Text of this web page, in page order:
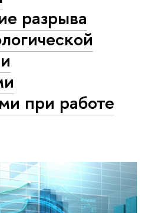
разрыва
при работе